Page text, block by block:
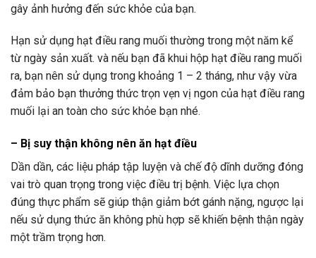
gây ảnh hưởng đến sức khỏe của bạn.
Hạn sử dụng hạt điều rang muối thường trong một năm kể
từ ngày sản xuất. và nếu bạn đã khui hộp hạt điều rang muối
ra, bạn nên sử dụng trong khoảng 1 – 2 tháng, như vậy vừa
đảm bảo bạn thưởng thức trọn vẹn vị ngon của hạt điều rang
muối lại an toàn cho sức khỏe bạn nhé.
– Bị suy thận không nên ăn hạt điều
Dần dần, các liệu pháp tập luyện và chế độ dĩnh dưỡng đóng
vai trò quan trọng trong việc điều trị bệnh. Việc lựa chọn
đúng thực phẩm sẽ giúp thận giảm bớt gánh nặng, ngược lại
nếu sử dụng thức ăn không phù hợp sẽ khiến bệnh thận ngày
một trầm trọng hơn.